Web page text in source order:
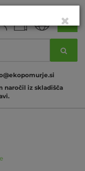
naročil iz skladišča